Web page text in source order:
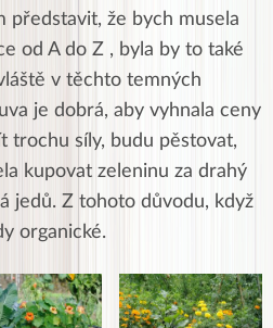
představit, že bych musela
od A do Z , byla by to také
v těchto temných
je dobrá, aby vyhnala ceny
trochu síly, budu pěstovat,
kupovat zeleninu za drahý
jedů. Z tohoto důvodu, když
organické.